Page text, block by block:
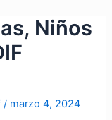
Niños
/ marzo 4, 2024